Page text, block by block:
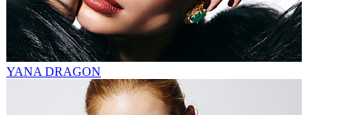
YANA DRAGON